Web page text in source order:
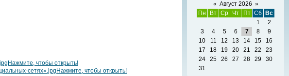
Нажмите, чтобы открыть!
Нажмите, чтобы открыть!
« Август 2026 »
Пн
Вт Ср Чт Пт Сб
Вс
1
2
3
4 5 6 7 8
9
10
11 12 13 14 15
16
17
18 19 20 21 22
23
24
25 26 27 28 29
30
31